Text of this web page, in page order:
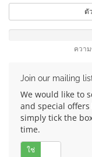
ตั
ควา
Join our mailing
We would like to
and special
simply tick the
time.
ใช่